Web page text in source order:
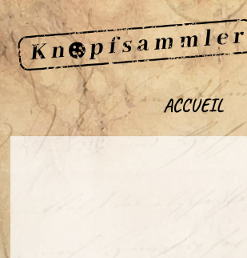
ACCUEIL